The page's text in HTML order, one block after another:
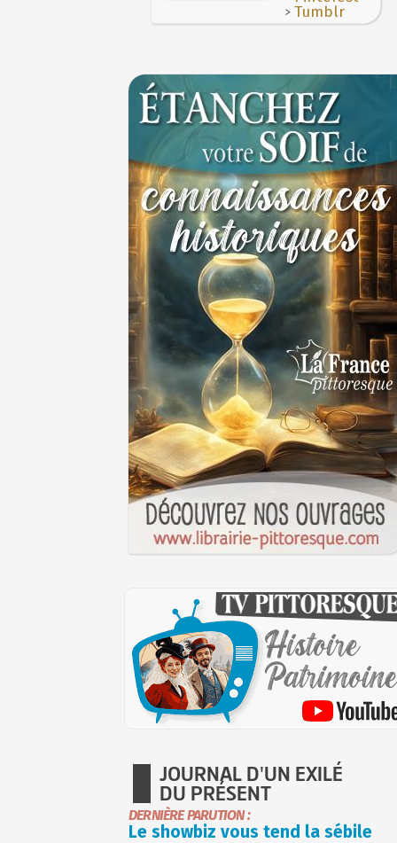
JOURNAL D'UN EXILÉ
DU PRÉSENT
DERNIÈRE PARUTION :
Le showbiz vous tend la sébile
4 JUILLET
Voir la lune à gauche
>Tumblr